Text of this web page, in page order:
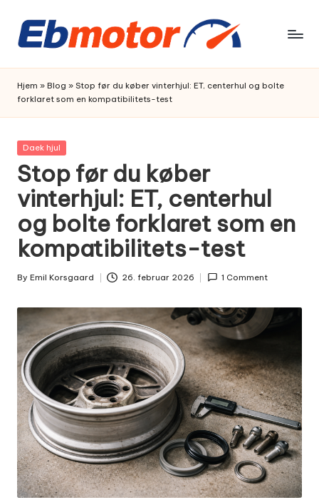
Skip
content
Hjem » Blog » Stop før du køber vinterhjul: ET, centerhul og bolte
forklaret som en kompatibilitets-test
Posted
Daek hjul
Stop før du køber
vinterhjul: ET, centerhul
og bolte forklaret som en
kompatibilitets-test
Posted
By Emil Korsgaard 26. februar 2026 1 Comment